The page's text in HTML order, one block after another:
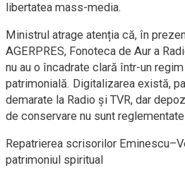
libertatea mass-media.
Ministrul atrage atenția că, în
AGERPRES, Fonoteca de Aur a
nu au o încadrate clară într-un
patrimonială. Digitalizarea există,
demarate la Radio și TVR, dar
de conservare nu sunt
Repatrierea scrisorilor
patrimoniul spiritual